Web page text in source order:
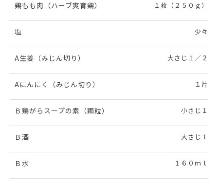
鶏もも肉（ハーブ爽育鶏） １枚（２５０ｇ）
塩 少々
A生姜（みじん切り） 大さじ１／２
Aにんにく（みじん切り） １片
Ｂ鶏がらスープの素（顆粒） 小さじ１
Ｂ酒 大さじ１
Ｂ水 １６０ｍｌ